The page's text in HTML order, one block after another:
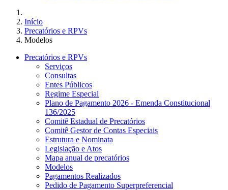
Início
Precatórios e RPVs
Modelos
Precatórios e RPVs
Serviços
Consultas
Entes Públicos
Regime Especial
Plano de Pagamento 2026 - Emenda Constitucional
136/2025
Comitê Estadual de Precatórios
Comitê Gestor de Contas Especiais
Estrutura e Nominata
Legislação e Atos
Mapa anual de precatórios
Modelos
Pagamentos Realizados
Pedido de Pagamento Superpreferencial